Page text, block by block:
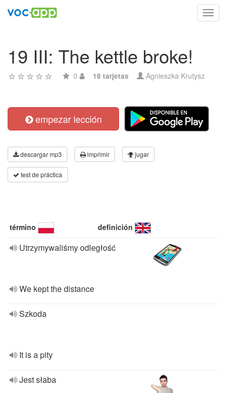
19 III: The kettle broke!
0 18 tarjetas Agnieszka Krutysz
empezar lección
descargar mp3 imprimir jugar
test de práctica
término definición
Utrzymywaliśmy odległość
We kept the distance
Szkoda
It is a pity
Jest słaba